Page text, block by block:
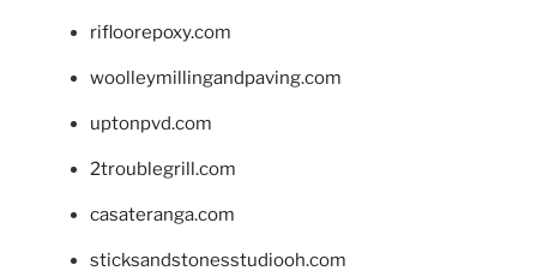
rifloorepoxy.com
woolleymillingandpaving.com
uptonpvd.com
2troublegrill.com
casateranga.com
sticksandstonesstudiooh.com